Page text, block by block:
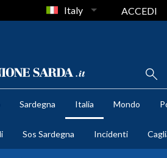
Italy ACCEDI
Sardegna Italia Mondo
Sos Sardegna Incidenti